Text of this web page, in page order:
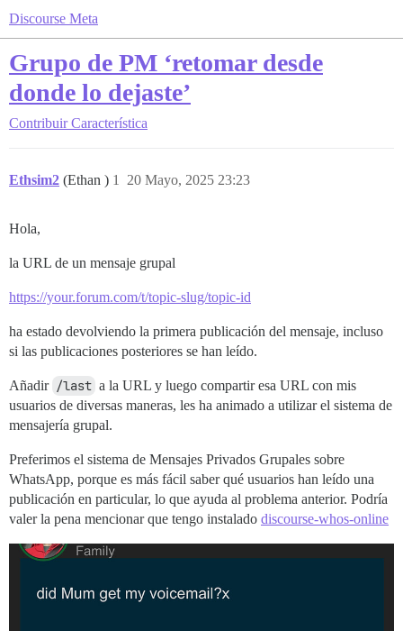
Discourse Meta
Grupo de PM ‘retomar desde
donde lo dejaste’
Contribuir Característica
Ethsim2 (Ethan ) 20 Mayo, 2025 23:23
1
Hola,
la URL de un mensaje grupal
https://your.forum.com/t/topic-slug/topic-id
ha estado devolviendo la primera publicación del mensaje, incluso
si las publicaciones posteriores se han leído.
Añadir /last a la URL y luego compartir esa URL con mis
usuarios de diversas maneras, les ha animado a utilizar el sistema de
mensajería grupal.
Preferimos el sistema de Mensajes Privados Grupales sobre
WhatsApp, porque es más fácil saber qué usuarios han leído una
publicación en particular, lo que ayuda al problema anterior. Podría
valer la pena mencionar que tengo instalado discourse-whos-online